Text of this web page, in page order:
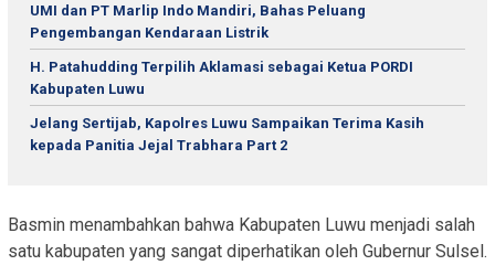
UMI dan PT Marlip Indo Mandiri, Bahas Peluang
Pengembangan Kendaraan Listrik
H. Patahudding Terpilih Aklamasi sebagai Ketua PORDI
Kabupaten Luwu
Jelang Sertijab, Kapolres Luwu Sampaikan Terima Kasih
kepada Panitia Jejal Trabhara Part 2
Basmin menambahkan bahwa Kabupaten Luwu menjadi salah
satu kabupaten yang sangat diperhatikan oleh Gubernur Sulsel.